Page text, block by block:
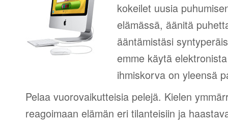
kokeilet uusia
elämässä, äänitä
ääntämistäsi
emme käytä
ihmiskorva on yleensä
Pelaa vuorovaikutteisia pelejä. Kielen
reagoimaan elämän eri tilanteisiin ja